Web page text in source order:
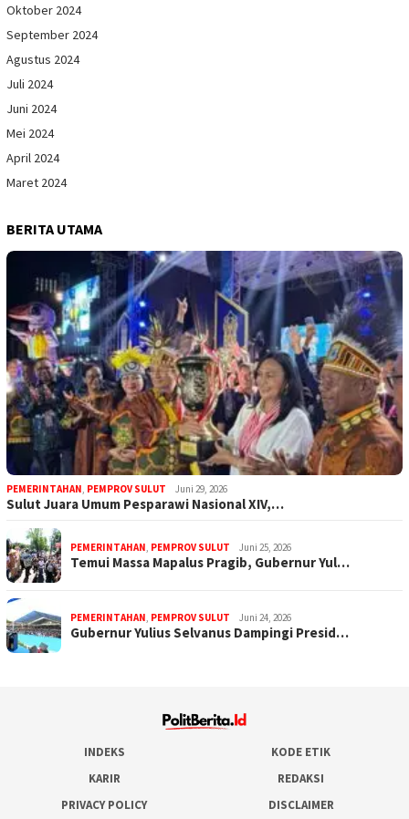
Oktober 2024
September 2024
Agustus 2024
Juli 2024
Juni 2024
Mei 2024
April 2024
Maret 2024
BERITA UTAMA
PEMERINTAHAN PEMPROV SULUT Juni 29, 2026
Sulut Juara Umum Pesparawi Nasional XIV,…
PEMERINTAHAN PEMPROV SULUT Juni 25, 2026
Temui Massa Mapalus Pragib, Gubernur Yul…
PEMERINTAHAN PEMPROV SULUT Juni 24, 2026
Gubernur Yulius Selvanus Dampingi Presid…
INDEKS
KODE ETIK
KARIR
REDAKSI
PRIVACY POLICY
DISCLAIMER